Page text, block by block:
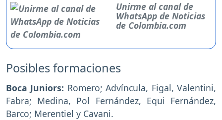
Unirme al canal de
WhatsApp de Noticias
de Colombia.com
Posibles formaciones
Boca Juniors: Romero; Advíncula, Figal, Valentini,
Fabra; Medina, Pol Fernández, Equi Fernández,
Barco; Merentiel y Cavani.